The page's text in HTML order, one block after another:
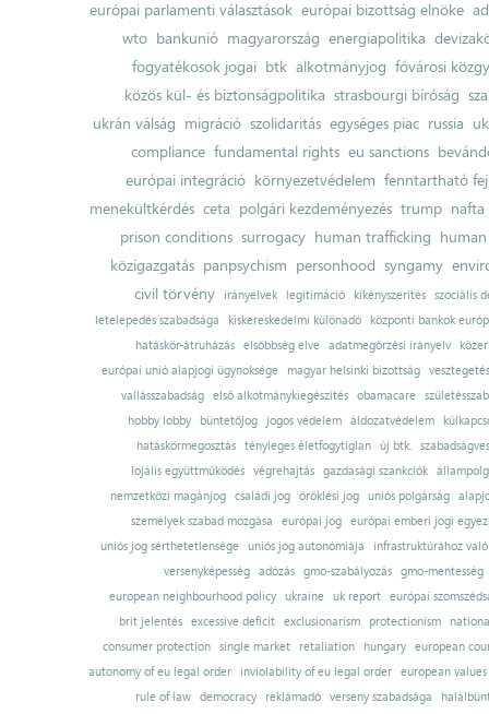
európai parlamenti választások európai bizottság elnöke
wto bankunió magyarország energiapolitika
fogyatékosok jogai btk alkotmányjog fővárosi
közös kül- és biztonságpolitika strasbourgi bíróság
ukrán válság migráció szolidaritás egységes piac russia
compliance fundamental rights eu sanctions
európai integráció környezetvédelem fenntartható
menekültkérdés ceta polgári kezdeményezés trump nafta
prison conditions surrogacy human trafficking
közigazgatás panpsychism personhood syngamy
civil törvény
irányelvek legitimáció kikényszerítés szociális
letelepedés szabadsága
kiskereskedelmi különadó
központi bankok
hatáskör-átruházás
elsőbbség elve adatmegőrzési irányelv
európai unió alapjogi ügynoksége
magyar helsinki bizottság
vesztegetés
vallásszabadság
első alkotmánykiegészítés obamacare
hobby lobby
büntetőjog jogos védelem áldozatvédelem
hatáskörmegosztás tényleges életfogytiglan új btk.
lojális együttműködés
végrehajtás gazdasági szankciók
nemzetközi magánjog
családi jog öröklési jog uniós polgárság
személyek szabad mozgása
európai jog európai emberi jogi
uniós jog sérthetetlensége uniós jog autonómiája
infrastruktúrához
versenyképesség adózás gmo-szabályozás gmo-mentesség
european neighbourhood policy
ukraine uk report
európai
brit jelentés excessive deficit exclusionarism protectionism
consumer protection
single market retaliation hungary
european
autonomy of eu legal order
inviolability of eu legal order
european values
rule of law
democracy reklámadó verseny szabadsága